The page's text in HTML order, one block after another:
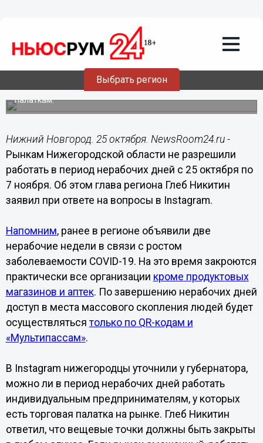
Выбрать регион
25.10.202107:30
Нижегородские вещевые рынки не
будут работать до 7 ноября
Не закрываться можно будет только продуктовым
палаткам.
Нижний Новгород. 25 октября. NewsRoom24.ru -
Рынкам Нижегородской области не разрешили
работать в период нерабочих дней с 25 октября по
7 ноября. Об этом глава региона Глеб Никитин
заявил при ответе на вопросы в Instagram.
Напомним, ранее в регионе объявили две
нерабочие недели в связи с ростом
заболеваемости COVID-19. На это время закроются
практически все организации кроме продуктовых
магазинов и аптек. По завершению нерабочих дней
доступ в места массового скопления людей будет
осуществляться только по QR-кодам и
«Мультипассам».
В Instagram нижегородцы уточнили у губернатора,
можно ли в период нерабочих дней работать
индивидуальным предпринимателям, у которых
есть торговая палатка на рынке. Глеб Никитин
ответил, что вещевые точки должны быть закрыты